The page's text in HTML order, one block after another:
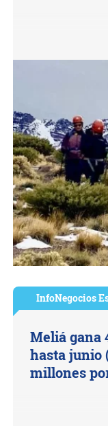
InfoNegocios
Meliá gana
hasta junio
millones